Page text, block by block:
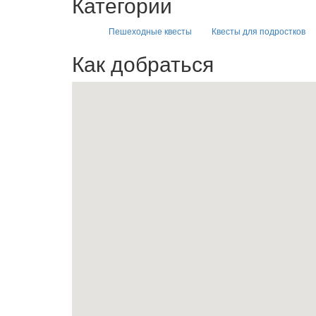
Пешеходные квесты Квесты для подростков
Как добраться